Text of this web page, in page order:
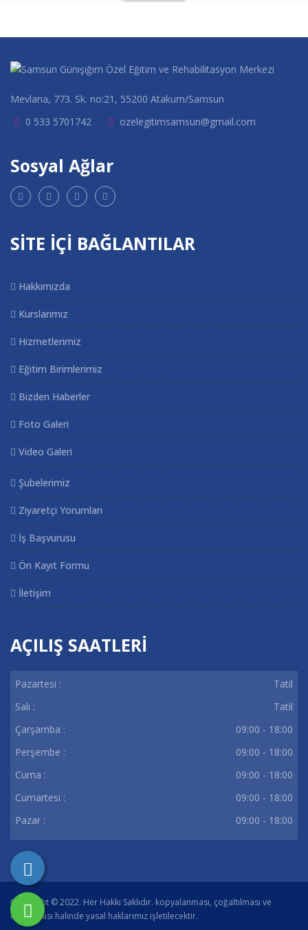
Mevlana, 773. Sk. no:21, 55200 Atakum/Samsun
0 533 5701742
ozelegitimsamsun@gmail.com
Sosyal Ağlar
SİTE İÇİ BAĞLANTILAR
Hakkımızda
Kurslarımız
Hizmetlerimiz
Eğitim Birimlerimiz
Bizden Haberler
Foto Galeri
Video Galeri
Şubelerimiz
Ziyaretçi Yorumları
İş Başvurusu
Ön Kayıt Formu
İletişim
AÇILIŞ SAATLERİ
Pazartesi :
Tatil
Salı :
Tatil
Çarşamba :
09:00 - 18:00
Perşembe :
09:00 - 18:00
Cuma :
09:00 - 18:00
Cumartesi :
09:00 - 18:00
Pazar :
09:00 - 18:00
Copyright © 2022. Her Hakkı Saklıdır. kopyalanması, çoğaltılması ve
dağıtılması halinde yasal haklarımız işletilecektir.